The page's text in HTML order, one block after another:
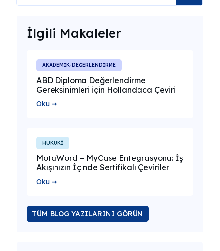
İlgili Makaleler
AKADEMİK-DEĞERLENDİRME
ABD Diploma Değerlendirme
Gereksinimleri için Hollandaca Çeviri
Oku ➞
HUKUKİ
MotaWord + MyCase Entegrasyonu: İş
Akışınızın İçinde Sertifikalı Çeviriler
Oku ➞
TÜM BLOG YAZILARINI GÖRÜN